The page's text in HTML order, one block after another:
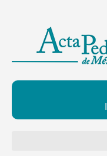
contenido